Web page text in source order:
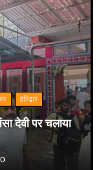
हरिद्वार
देवी पर चलाया
0